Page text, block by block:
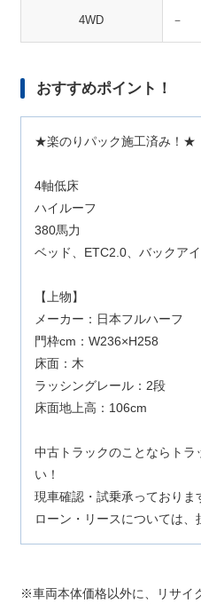
4WD －
おすすめポイント！
★楽のりパック施工済み！★
4軸低床
ハイルーフ
380馬力
ベッド、ETC2.0、バックア
【上物】
メーカー：日本フルハーフ
門枠cm：W236×H258
床面：木
ラッシングレール：2段
床面地上高：106cm
中古トラックのことならトラ
い！
現車確認・試乗承っておりま
ローン・リースについては、
車両本体価格以外に、リサイ